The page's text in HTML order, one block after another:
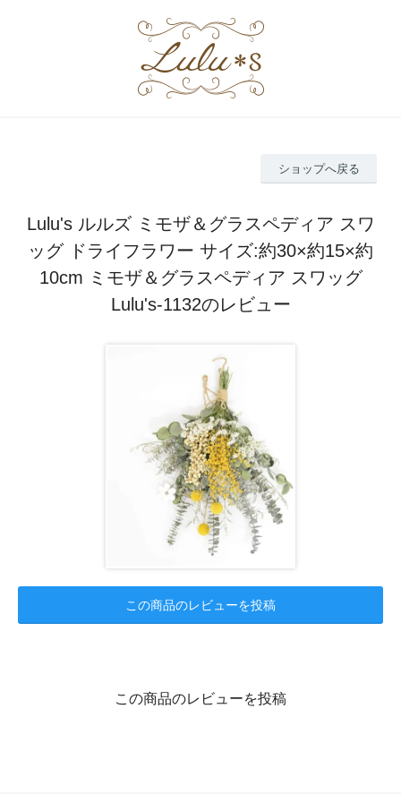
ショップへ戻る
Lulu's ルルズ ミモザ＆グラスペディア スワ
ッグ ドライフラワー サイズ:約30×約15×約
10cm ミモザ＆グラスペディア スワッグ
Lulu's-1132のレビュー
この商品のレビューを投稿
この商品のレビューを投稿